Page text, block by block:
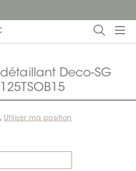
Blogue
un
détaillant Deco-SG
Utiliser ma position